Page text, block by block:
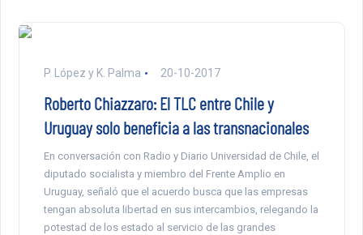
P. López y K. Palma 20-10-2017
Roberto Chiazzaro: El TLC entre Chile y
Uruguay solo beneficia a las transnacionales
En conversación con Radio y Diario Universidad de Chile, el
diputado socialista y miembro del Frente Amplio en
Uruguay, señaló que el acuerdo busca que las empresas
tengan absoluta libertad en sus intercambios, relegando la
potestad de los estado al servicio de las grandes